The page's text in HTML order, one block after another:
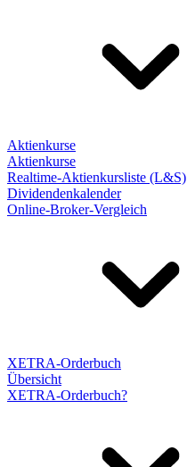
Aktienkurse
Aktienkurse
Realtime-Aktienkursliste (L&S)
Dividendenkalender
Online-Broker-Vergleich
XETRA-Orderbuch
Übersicht
XETRA-Orderbuch?